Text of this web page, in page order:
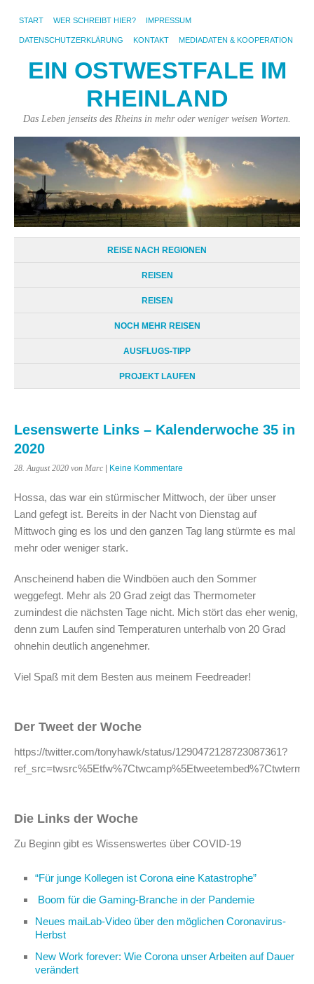
START WER SCHREIBT HIER? IMPRESSUM
DATENSCHUTZERKLÄRUNG KONTAKT MEDIADATEN & KOOPERATION
EIN OSTWESTFALE IM
RHEINLAND
Das Leben jenseits des Rheins in mehr oder weniger weisen Worten.
REISE NACH REGIONEN
REISEN
REISEN
NOCH MEHR REISEN
AUSFLUGS-TIPP
PROJEKT LAUFEN
Lesenswerte Links – Kalenderwoche 35 in
2020
28. August 2020 von Marc | Keine Kommentare
Hossa, das war ein stürmischer Mittwoch, der über unser
Land gefegt ist. Bereits in der Nacht von Dienstag auf
Mittwoch ging es los und den ganzen Tag lang stürmte es mal
mehr oder weniger stark.
Anscheinend haben die Windböen auch den Sommer
weggefegt. Mehr als 20 Grad zeigt das Thermometer
zumindest die nächsten Tage nicht. Mich stört das eher wenig,
denn zum Laufen sind Temperaturen unterhalb von 20 Grad
ohnehin deutlich angenehmer.
Viel Spaß mit dem Besten aus meinem Feedreader!
Der Tweet der Woche
https://twitter.com/tonyhawk/status/1290472128723087361?
Die Links der Woche
Zu Beginn gibt es Wissenswertes über COVID-19
“Für junge Kollegen ist Corona eine Katastrophe”
Boom für die Gaming-Branche in der Pandemie
Neues maiLab-Video über den möglichen Coronavirus-
Herbst
New Work forever: Wie Corona unser Arbeiten auf Dauer
verändert